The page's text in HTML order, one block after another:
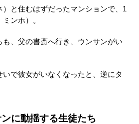
）と住むはずだったマンションで、1
ンホ）。
、父の書斎へ行き、ウンサンがい
いで彼女がいなくなったと、逆にタ
に動揺する生徒たち